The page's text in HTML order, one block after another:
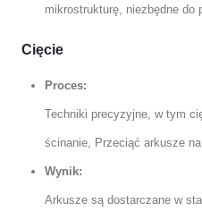
mikrostrukturę, niezbędne do
Cięcie
Proces:
Techniki precyzyjne, w tym
ścinanie, Przeciąć arkusze
Wynik:
Arkusze są dostarczane w